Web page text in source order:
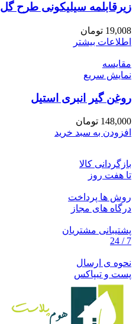
زیرقابلمه سیلیکونی طرح گل
19,008 تومان
اطلاعات بیشتر
مقايسه
نمایش سریع
روغن گیر انبری استیل
148,000 تومان
افزودن به سبد خرید
بازگردانی کالا
تا هفت روز
روش ها پرداخت
درگاه های مجاز
پشتیبانی مشتریان
7 / 24
نحوه ی ارسال
پست و تیپاکس